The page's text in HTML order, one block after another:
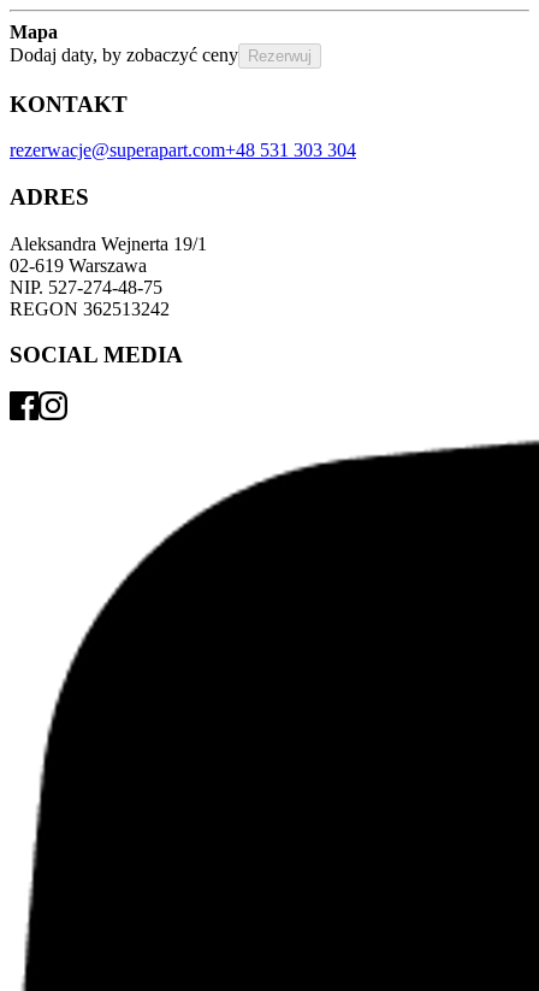
Mapa
Dodaj daty, by zobaczyć ceny
Rezerwuj
KONTAKT
rezerwacje@superapart.com+48 531 303 304
ADRES
Aleksandra Wejnerta 19/1
02-619 Warszawa
NIP. 527-274-48-75
REGON 362513242
SOCIAL MEDIA